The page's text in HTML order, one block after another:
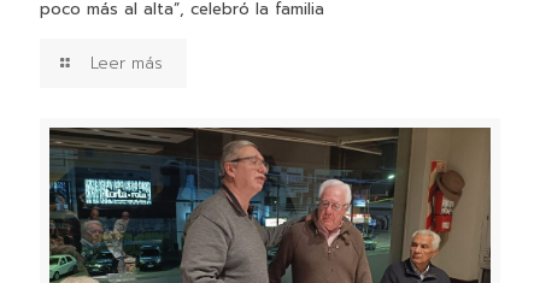
poco más al alta”, celebró la familia
Leer más